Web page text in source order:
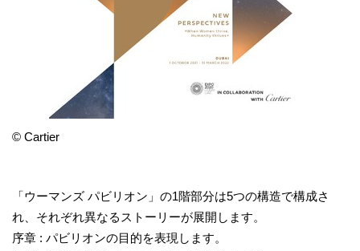
© Cartier
「ウーマンズ パビリオン」の1階部分は5つの構造で構成さ
れ、それぞれ異なるストーリーが展開します。
序章 : パビリオンの目的を表現します。